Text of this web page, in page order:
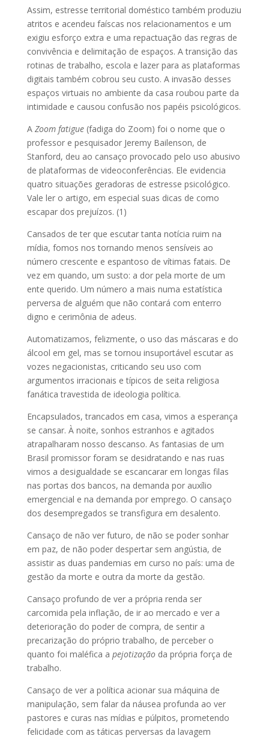
Assim, estresse territorial doméstico também produziu
atritos e acendeu faíscas nos relacionamentos e um
exigiu esforço extra e uma repactuação das regras de
convivência e delimitação de espaços. A transição das
rotinas de trabalho, escola e lazer para as plataformas
digitais também cobrou seu custo. A invasão desses
espaços virtuais no ambiente da casa roubou parte da
intimidade e causou confusão nos papéis psicológicos.
A Zoom fatigue(fadiga do Zoom) foi o nome que o
professor e pesquisador Jeremy Bailenson, de
Stanford, deu ao cansaço provocado pelo uso abusivo
de plataformas de videoconferências. Ele evidencia
quatro situações geradoras de estresse psicológico.
Vale ler o artigo, em especial suas dicas de como
escapar dos prejuízos. (1)
Cansados de ter que escutar tanta notícia ruim na
mídia, fomos nos tornando menos sensíveis ao
número crescente e espantoso de vítimas fatais. De
vez em quando, um susto: a dor pela morte de um
ente querido. Um número a mais numa estatística
perversa de alguém que não contará com enterro
digno e cerimônia de adeus.
Automatizamos, felizmente, o uso das máscaras e do
álcool em gel, mas se tornou insuportável escutar as
vozes negacionistas, criticando seu uso com
argumentos irracionais e típicos de seita religiosa
fanática travestida de ideologia política.
Encapsulados, trancados em casa, vimos a esperança
se cansar. À noite, sonhos estranhos e agitados
atrapalharam nosso descanso. As fantasias de um
Brasil promissor foram se desidratando e nas ruas
vimos a desigualdade se escancarar em longas filas
nas portas dos bancos, na demanda por auxílio
emergencial e na demanda por emprego. O cansaço
dos desempregados se transfigura em desalento.
Cansaço de não ver futuro, de não se poder sonhar
em paz, de não poder despertar sem angústia, de
assistir as duas pandemias em curso no país: uma de
gestão da morte e outra da morte da gestão.
Cansaço profundo de ver a própria renda ser
carcomida pela inflação, de ir ao mercado e ver a
deterioração do poder de compra, de sentir a
precarização do próprio trabalho, de perceber o
quanto foi maléfica a pejotização da própria força de
trabalho.
Cansaço de ver a política acionar sua máquina de
manipulação, sem falar da náusea profunda ao ver
pastores e curas nas mídias e púlpitos, prometendo
felicidade com as táticas perversas da lavagem